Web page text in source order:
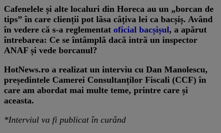
Cafenelele și alte localuri din Horeca au un „borcan de
tips” în care clienții pot lăsa câțiva lei ca bacșiș. Având
în vedere că s-a reglementat oficial bacșișul, a apărut
întrebarea: Ce se întâmplă dacă intră un inspector
ANAF și vede borcanul?
HotNews.ro a realizat un interviu cu Dan Manolescu,
președintele Camerei Consultanților Fiscali (CCF) în
care am abordat mai multe teme, printre care și
aceasta.
*Interviul va fi publicat în curând